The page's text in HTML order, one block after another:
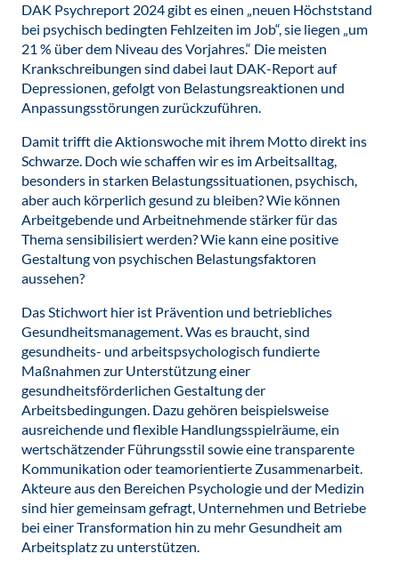
DAK Psychreport 2024 gibt es einen „neuen Höchststand
bei psychisch bedingten Fehlzeiten im Job“, sie liegen „um
21 % über dem Niveau des Vorjahres.“ Die meisten
Krankschreibungen sind dabei laut DAK-Report auf
Depressionen, gefolgt von Belastungsreaktionen und
Anpassungsstörungen zurückzuführen.
Damit trifft die Aktionswoche mit ihrem Motto direkt ins
Schwarze. Doch wie schaffen wir es im Arbeitsalltag,
besonders in starken Belastungssituationen, psychisch,
aber auch körperlich gesund zu bleiben? Wie können
Arbeitgebende und Arbeitnehmende stärker für das
Thema sensibilisiert werden? Wie kann eine positive
Gestaltung von psychischen Belastungsfaktoren
aussehen?
Das Stichwort hier ist Prävention und betriebliches
Gesundheitsmanagement. Was es braucht, sind
gesundheits- und arbeitspsychologisch fundierte
Maßnahmen zur Unterstützung einer
gesundheitsförderlichen Gestaltung der
Arbeitsbedingungen. Dazu gehören beispielsweise
ausreichende und flexible Handlungsspielräume, ein
wertschätzender Führungsstil sowie eine transparente
Kommunikation oder teamorientierte Zusammenarbeit.
Akteure aus den Bereichen Psychologie und der Medizin
sind hier gemeinsam gefragt, Unternehmen und Betriebe
bei einer Transformation hin zu mehr Gesundheit am
Arbeitsplatz zu unterstützen.